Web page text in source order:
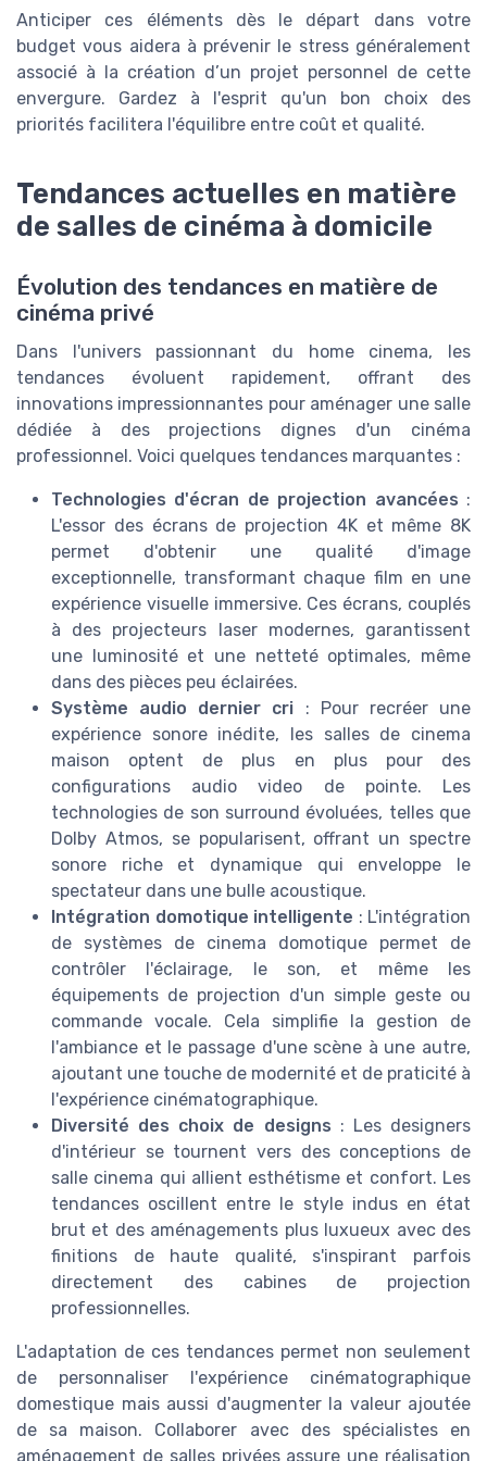
Anticiper ces éléments dès le départ dans votre
budget vous aidera à prévenir le stress généralement
associé à la création d’un projet personnel de cette
envergure. Gardez à l'esprit qu'un bon choix des
priorités facilitera l'équilibre entre coût et qualité.
Tendances actuelles en matière
de salles de cinéma à domicile
Évolution des tendances en matière de
cinéma privé
Dans l'univers passionnant du home cinema, les
tendances évoluent rapidement, offrant des
innovations impressionnantes pour aménager une salle
dédiée à des projections dignes d'un cinéma
professionnel. Voici quelques tendances marquantes :
Technologies d'écran de projection avancées :
L'essor des écrans de projection 4K et même 8K
permet d'obtenir une qualité d'image
exceptionnelle, transformant chaque film en une
expérience visuelle immersive. Ces écrans, couplés
à des projecteurs laser modernes, garantissent
une luminosité et une netteté optimales, même
dans des pièces peu éclairées.
Système audio dernier cri : Pour recréer une
expérience sonore inédite, les salles de cinema
maison optent de plus en plus pour des
configurations audio video de pointe. Les
technologies de son surround évoluées, telles que
Dolby Atmos, se popularisent, offrant un spectre
sonore riche et dynamique qui enveloppe le
spectateur dans une bulle acoustique.
Intégration domotique intelligente : L'intégration
de systèmes de cinema domotique permet de
contrôler l'éclairage, le son, et même les
équipements de projection d'un simple geste ou
commande vocale. Cela simplifie la gestion de
l'ambiance et le passage d'une scène à une autre,
ajoutant une touche de modernité et de praticité à
l'expérience cinématographique.
Diversité des choix de designs : Les designers
d'intérieur se tournent vers des conceptions de
salle cinema qui allient esthétisme et confort. Les
tendances oscillent entre le style indus en état
brut et des aménagements plus luxueux avec des
finitions de haute qualité, s'inspirant parfois
directement des cabines de projection
professionnelles.
L'adaptation de ces tendances permet non seulement
de personnaliser l'expérience cinématographique
domestique mais aussi d'augmenter la valeur ajoutée
de sa maison. Collaborer avec des spécialistes en
aménagement de salles privées assure une réalisation